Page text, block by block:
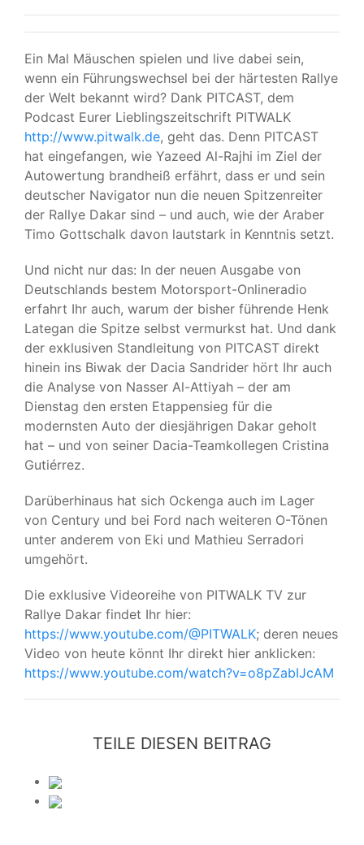
Ein Mal Mäuschen spielen und live dabei sein,
wenn ein Führungswechsel bei der härtesten Rallye
der Welt bekannt wird? Dank PITCAST, dem
Podcast Eurer Lieblingszeitschrift PITWALK
http://www.pitwalk.de, geht das. Denn PITCAST
hat eingefangen, wie Yazeed Al-Rajhi im Ziel der
Autowertung brandheiß erfährt, dass er und sein
deutscher Navigator nun die neuen Spitzenreiter
der Rallye Dakar sind – und auch, wie der Araber
Timo Gottschalk davon lautstark in Kenntnis setzt.
Und nicht nur das: In der neuen Ausgabe von
Deutschlands bestem Motorsport-Onlineradio
erfahrt Ihr auch, warum der bisher führende Henk
Lategan die Spitze selbst vermurkst hat. Und dank
der exklusiven Standleitung von PITCAST direkt
hinein ins Biwak der Dacia Sandrider hört Ihr auch
die Analyse von Nasser Al-Attiyah – der am
Dienstag den ersten Etappensieg für die
modernsten Auto der diesjährigen Dakar geholt
hat – und von seiner Dacia-Teamkollegen Cristina
Gutiérrez.
Darüberhinaus hat sich Ockenga auch im Lager
von Century und bei Ford nach weiteren O-Tönen
unter anderem von Eki und Mathieu Serradori
umgehört.
Die exklusive Videoreihe von PITWALK TV zur
Rallye Dakar findet Ihr hier:
https://www.youtube.com/@PITWALK; deren neues
Video von heute könnt Ihr direkt hier anklicken:
https://www.youtube.com/watch?v=o8pZabIJcAM
TEILE DIESEN BEITRAG